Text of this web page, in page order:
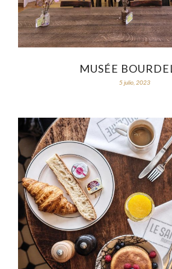
MUSÉE
5 julio, 2023